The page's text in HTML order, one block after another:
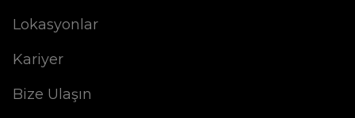
Lokasyonlar
Kariyer
Bize Ulaşın